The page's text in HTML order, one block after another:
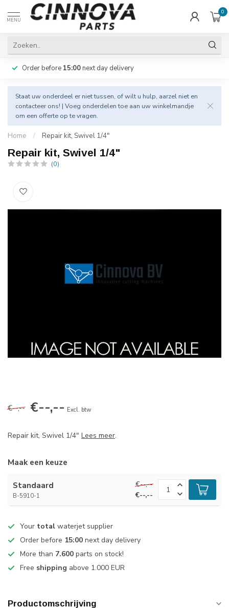
MENU
0
Order before 15:00next day delivery
Staat uw onderdeel er niet tussen, of wilt u hulp, aarzel niet en
contacteer ons! | Voeg onderdelen toe aan uw winkelmandje
om een offerte op te vragen.
Home / Repair kit, Swivel 1/4"
Repair kit, Swivel 1/4"
(0)
€--,-- €--,-- Excl. btw
Repair kit, Swivel 1/4" Lees meer.
Maak een keuze
Standaard
B-5910-1
€--,--
€--,--
Your total waterjet supplier
Order before 15:00 next day delivery
More than 7.600 parts on stock!
Free shipping above 1.000 EUR
Productomschrijving